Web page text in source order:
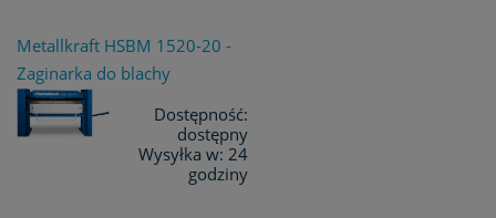
Metallkraft HSBM 1520-20 -
Zaginarka do blachy
Dostępność:
dostępny
Wysyłka w: 24
godziny